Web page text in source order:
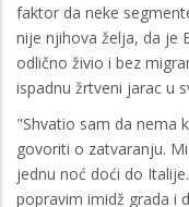
faktor da neke
nije njihova želja, da je
odlično živio i bez
ispadnu žrtveni jarac u
"Shvatio sam da nema
govoriti o zatvaranju.
jednu noć doći do
popravim imidž grada i